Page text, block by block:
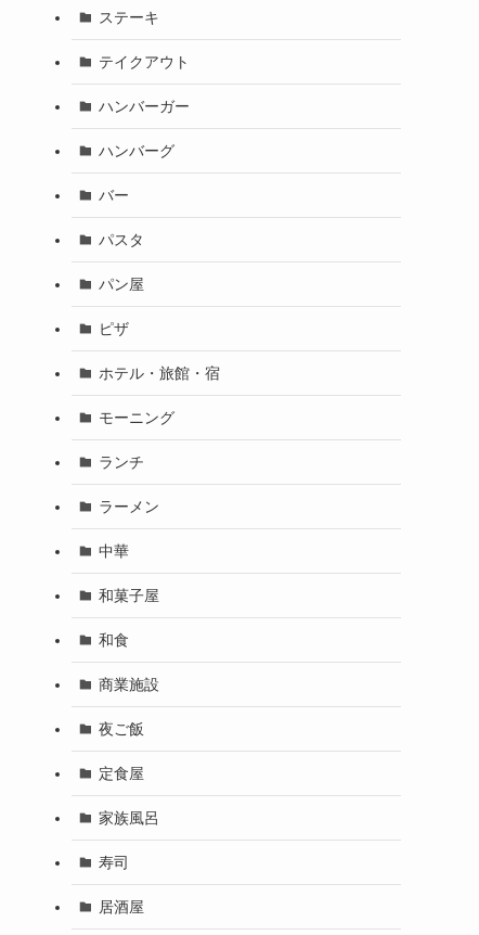
ステーキ
テイクアウト
ハンバーガー
ハンバーグ
バー
パスタ
パン屋
ピザ
ホテル・旅館・宿
モーニング
ランチ
ラーメン
中華
和菓子屋
和食
商業施設
夜ご飯
定食屋
家族風呂
寿司
居酒屋